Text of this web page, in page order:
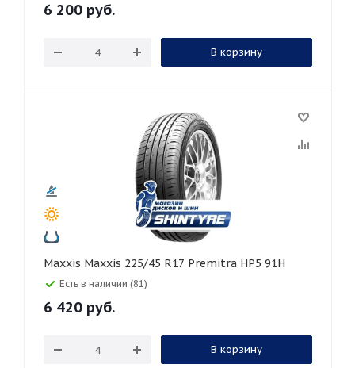
6 200 руб.
В корзину
Maxxis Maxxis 225/45 R17 Premitra HP5 91H
Есть в наличии (81)
6 420 руб.
В корзину